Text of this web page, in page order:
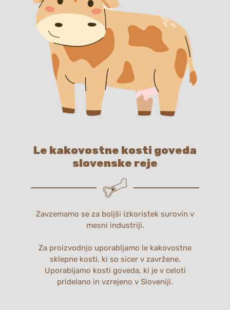
Le kakovostne kosti goveda
slovenske reje
Zavzemamo se za boljši izkoristek surovin v
mesni industriji.
Za proizvodnjo uporabljamo le kakovostne
sklepne kosti, ki so sicer v zavržene.
Uporabljamo kosti goveda, ki je v celoti
pridelano in vzrejeno v Sloveniji.